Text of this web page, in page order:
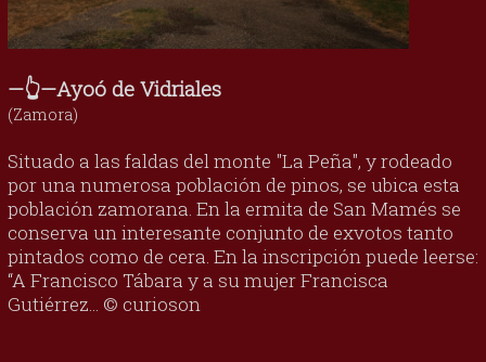
—👆—Ayoó de Vidriales
(Zamora)
Situado a las faldas del monte "La Peña", y rodeado
por una numerosa población de pinos, se ubica esta
población zamorana. En la ermita de San Mamés se
conserva un interesante conjunto de exvotos tanto
pintados como de cera. En la inscripción puede leerse:
“A Francisco Tábara y a su mujer Francisca
Gutiérrez... © curioson